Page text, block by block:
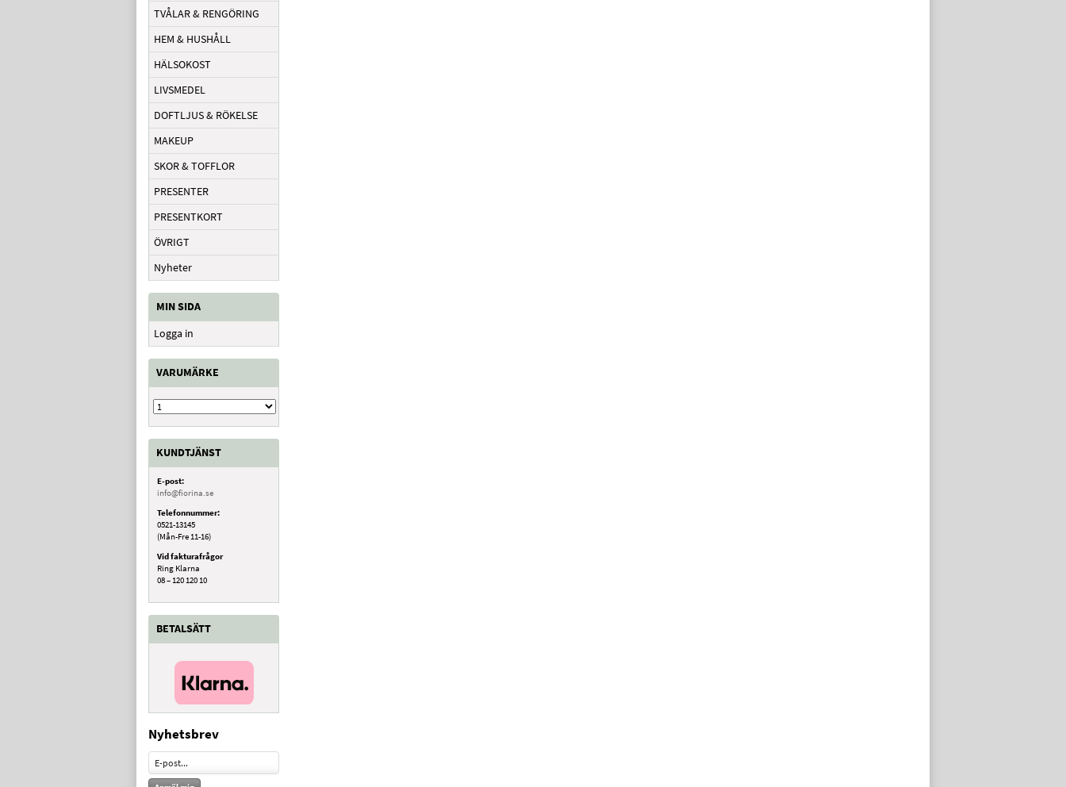
TVÅLAR & RENGÖRING
HEM & HUSHÅLL
HÄLSOKOST
LIVSMEDEL
DOFTLJUS & RÖKELSE
MAKEUP
SKOR & TOFFLOR
PRESENTER
PRESENTKORT
ÖVRIGT
Nyheter
MIN SIDA
Logga in
VARUMÄRKE
KUNDTJÄNST
E-post:
info@fiorina.se
Telefonnummer:
0521-13145
(Mån-Fre 11-16)
Vid fakturafrågor
Ring Klarna
08 – 120 120 10
BETALSÄTT
Nyhetsbrev